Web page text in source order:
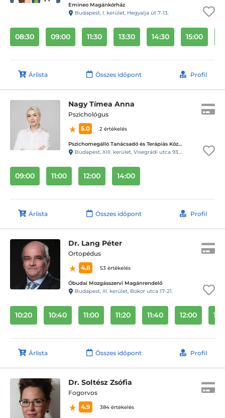
Emineo Magánkórház
Budapest, I. kerület, Hegyalja út 7-13.
08:30 09:00 11:30 13:30 14:30 15:00
Árlista Összes időpont Profil
Nagy Tímea Anna
Pszichológus
5.0
2 értékelés
Pszichomegálló Tanácsadó és Terápiás Központ - Visegrádi utca
Budapest, XIII. kerület, Visegrádi utca 93.C. fszt3.
09:00 11:00 12:00 14:00
Árlista Összes időpont Profil
Dr. Lang Péter
Ortopédus
4.8
53 értékelés
Óbudai Mozgásszervi Magánrendelő
Budapest, III. kerület, Bokor utca 17-21.
10:20 10:40 11:00 11:20 11:40 12:00
Árlista Összes időpont Profil
Dr. Soltész Zsófia
Fogorvos
4.9
384 értékelés